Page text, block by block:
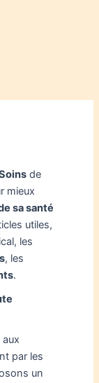
de
mieux
sa santé
utiles,
les
, les
.
par les
un